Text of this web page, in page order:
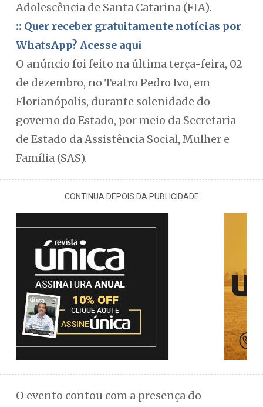
Adolescência de Santa Catarina (FIA).
:: Quer receber gratuitamente notícias por
WhatsApp? Acesse aqui
O anúncio foi feito na última terça-feira, 02
de dezembro, no Teatro Pedro Ivo, em
Florianópolis, durante solenidade do
governo do Estado, por meio da Secretaria
de Estado da Assistência Social, Mulher e
Família (SAS).
CONTINUA DEPOIS DA PUBLICIDADE
O evento contou com a presença do